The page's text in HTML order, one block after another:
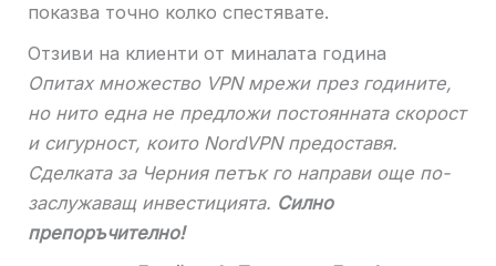
показва точно колко спестявате.
Отзиви на клиенти от миналата година
Опитах множество VPN мрежи през годините,
но нито една не предложи постоянната скорост
и сигурност, които NordVPN предоставя.
Сделката за Черния петък го направи още по-
заслужаващ инвестицията. Силно
препоръчително!